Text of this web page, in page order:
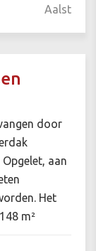
Aalst
door
aan
Het
m²